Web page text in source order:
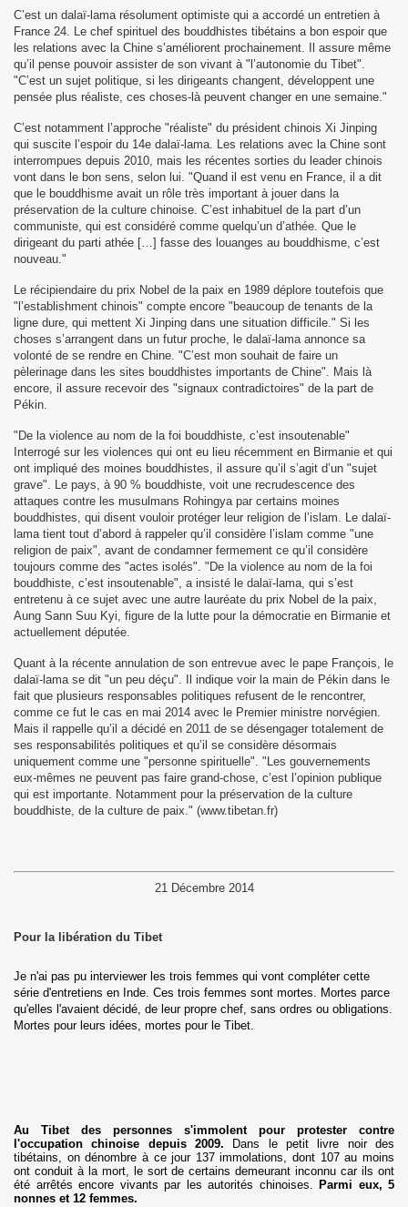
C’est un dalaï-lama résolument optimiste qui a accordé un entretien à
France 24. Le chef spirituel des bouddhistes tibétains a bon espoir que
les relations avec la Chine s’améliorent prochainement. Il assure même
qu’il pense pouvoir assister de son vivant à "l’autonomie du Tibet".
"C’est un sujet politique, si les dirigeants changent, développent une
pensée plus réaliste, ces choses-là peuvent changer en une semaine."
C’est notamment l’approche "réaliste" du président chinois Xi Jinping
qui suscite l’espoir du 14e dalaï-lama. Les relations avec la Chine sont
interrompues depuis 2010, mais les récentes sorties du leader chinois
vont dans le bon sens, selon lui. "Quand il est venu en France, il a dit
que le bouddhisme avait un rôle très important à jouer dans la
préservation de la culture chinoise. C’est inhabituel de la part d’un
communiste, qui est considéré comme quelqu’un d’athée. Que le
dirigeant du parti athée […] fasse des louanges au bouddhisme, c’est
nouveau."
Le récipiendaire du prix Nobel de la paix en 1989 déplore toutefois que
"l’establishment chinois" compte encore "beaucoup de tenants de la
ligne dure, qui mettent Xi Jinping dans une situation difficile." Si les
choses s’arrangent dans un futur proche, le dalaï-lama annonce sa
volonté de se rendre en Chine. "C’est mon souhait de faire un
pèlerinage dans les sites bouddhistes importants de Chine". Mais là
encore, il assure recevoir des "signaux contradictoires" de la part de
Pékin.
"De la violence au nom de la foi bouddhiste, c’est insoutenable"
Interrogé sur les violences qui ont eu lieu récemment en Birmanie et qui
ont impliqué des moines bouddhistes, il assure qu’il s’agit d’un "sujet
grave". Le pays, à 90 % bouddhiste, voit une recrudescence des
attaques contre les musulmans Rohingya par certains moines
bouddhistes, qui disent vouloir protéger leur religion de l’islam. Le dalaï-
lama tient tout d’abord à rappeler qu’il considère l’islam comme "une
religion de paix", avant de condamner fermement ce qu’il considère
toujours comme des "actes isolés". "De la violence au nom de la foi
bouddhiste, c’est insoutenable", a insisté le dalaï-lama, qui s’est
entretenu à ce sujet avec une autre lauréate du prix Nobel de la paix,
Aung Sann Suu Kyi, figure de la lutte pour la démocratie en Birmanie et
actuellement députée.
Quant à la récente annulation de son entrevue avec le pape François, le
dalaï-lama se dit "un peu déçu". Il indique voir la main de Pékin dans le
fait que plusieurs responsables politiques refusent de le rencontrer,
comme ce fut le cas en mai 2014 avec le Premier ministre norvégien.
Mais il rappelle qu’il a décidé en 2011 de se désengager totalement de
ses responsabilités politiques et qu’il se considère désormais
uniquement comme une "personne spirituelle". "Les gouvernements
eux-mêmes ne peuvent pas faire grand-chose, c’est l’opinion publique
qui est importante. Notamment pour la préservation de la culture
bouddhiste, de la culture de paix." (www.tibetan.fr)
21 Décembre 2014
Pour la libération du Tibet
Je n'ai pas pu interviewer les trois femmes qui vont compléter cette
série d'entretiens en Inde. Ces trois femmes sont mortes. Mortes parce
qu'elles l'avaient décidé, de leur propre chef, sans ordres ou obligations.
Mortes pour leurs idées, mortes pour le Tibet.
Au Tibet des personnes s'immolent pour protester contre
l'occupation chinoise depuis 2009. Dans le petit livre noir des
tibétains, on dénombre à ce jour 137 immolations, dont 107 au moins
ont conduit à la mort, le sort de certains demeurant inconnu car ils ont
été arrêtés encore vivants par les autorités chinoises. Parmi eux, 5
nonnes et 12 femmes.
2021
aux dons 8 Septembre 2021
le 10 Mars 2022
une distribution
le 10 Mars 2024